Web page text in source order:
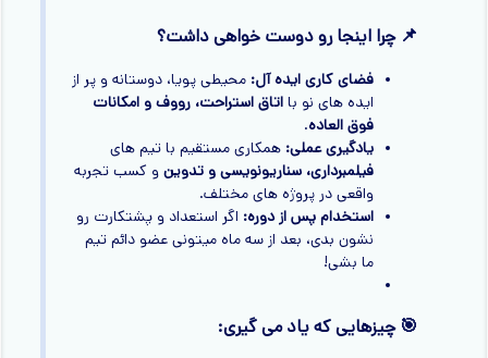
📌 چرا اینجا رو دوست خواهی داشت؟
فضای کاری ایده آل: محیطی پویا، دوستانه و پر از
ایده های نو بااتاق استراحت، رووف و امکانات
فوق العاده.
یادگیری عملی: همکاری مستقیم با تیم های
فیلمبرداری، سناریونویسی و تدوینو کسب تجربه
واقعی در پروژه های مختلف.
استخدام پس از دوره: اگر استعداد و پشتکارت رو
نشون بدی، بعد از سه ماه میتونی عضو دائم تیم
ما بشی!
🎯 چیزهایی که یاد می گیری: